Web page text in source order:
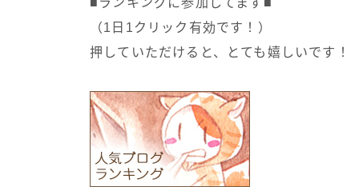
■ランキングに参加してます■
（1日1クリック有効です！）
押していただけると、とても嬉しいです！